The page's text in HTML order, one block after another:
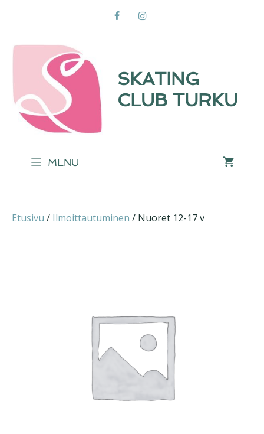
SKATING
CLUB TURKU
MENU
Etusivu / Ilmoittautuminen / Nuoret 12-17 v